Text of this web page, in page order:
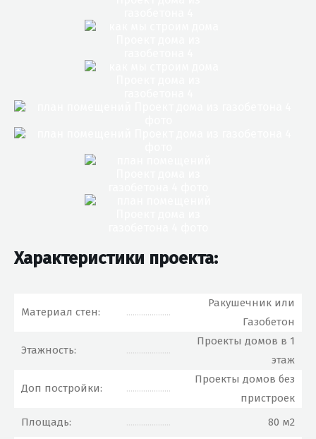
Характеристики проекта:
Материал стен: .....................
Ракушечник или
Газобетон
Этажность:
Проекты домов в 1
этаж
Доп постройки: .....................
Проекты домов без
пристроек
Площадь:
80 м2